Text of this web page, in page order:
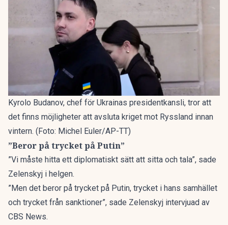
Kyrolo Budanov, chef för Ukrainas presidentkansli, tror att
det finns möjligheter att avsluta kriget mot Ryssland innan
vintern. (Foto: Michel Euler/AP-TT)
”Beror på trycket på Putin”
”Vi måste hitta ett diplomatiskt sätt att sitta och tala”, sade
Zelenskyj i helgen.
”Men det beror på trycket på Putin, trycket i hans samhället
och trycket från sanktioner”, sade Zelenskyj intervjuad av
CBS News.